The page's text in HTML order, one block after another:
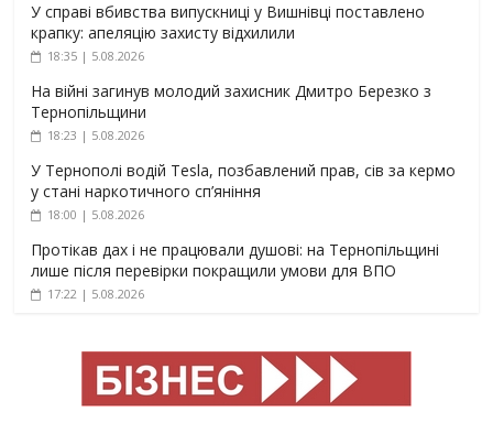
У справі вбивства випускниці у Вишнівці поставлено
крапку: апеляцію захисту відхилили
18:35 | 5.08.2026
На війні загинув молодий захисник Дмитро Березко з
Тернопільщини
18:23 | 5.08.2026
У Тернополі водій Tesla, позбавлений прав, сів за кермо
у стані наркотичного сп’яніння
18:00 | 5.08.2026
Протікав дах і не працювали душові: на Тернопільщині
лише після перевірки покращили умови для ВПО
17:22 | 5.08.2026